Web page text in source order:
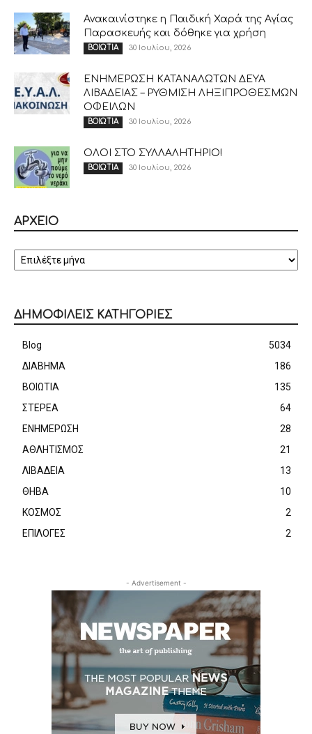
Ανακαινίστηκε η Παιδική Χαρά της Αγίας
Παρασκευής και δόθηκε για χρήση
ΒΟΙΩΤΙΑ 30 Ιουλίου, 2026
ΕΝΗΜΕΡΩΣΗ ΚΑΤΑΝΑΛΩΤΩΝ ΔΕΥΑ
ΛΙΒΑΔΕΙΑΣ – ΡΥΘΜΙΣΗ ΛΗΞΙΠΡΟΘΕΣΜΩΝ
ΟΦΕΙΛΩΝ
ΒΟΙΩΤΙΑ 30 Ιουλίου, 2026
ΟΛΟΙ ΣΤΟ ΣΥΛΛΑΛΗΤΗΡΙΟ!
ΒΟΙΩΤΙΑ 30 Ιουλίου, 2026
ΑΡΧΕΙΟ
ΔΗΜΟΦΙΛΕΙΣ ΚΑΤΗΓΟΡΙΕΣ
Blog
5034
ΔΙΑΒΗΜΑ
186
ΒΟΙΩΤΙΑ
135
ΣΤΕΡΕΑ
64
ΕΝΗΜΕΡΩΣΗ
28
ΑΘΛΗΤΙΣΜΟΣ
21
ΛΙΒΑΔΕΙΑ
13
ΘΗΒΑ
10
ΚΟΣΜΟΣ
2
ΕΠΙΛΟΓΕΣ
2
- Advertisement -